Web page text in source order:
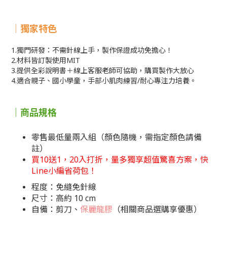
｜獨家特色
1.獨門研發：不需針線上手，製作保證成功免擔心！
2.材料皆訂製使用MIT
3.提供全彩說明書＋線上客服老師可協助，購買製作大放心
4.適合親子、國小學童，手部小肌肉練習/耐心專注力培養。
｜商品規格
零售最低量兩入組（顏色隨機，需指定顏色請備
註）
買10送1，20入打折，量多獨享超值驚喜方案，快
Line小編省荷包！
程度：免縫免針線
尺寸：高約 10 cm
自備：剪刀、 保麗龍膠 （相關商品選購享優惠）